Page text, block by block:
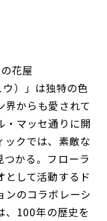
花屋
）」は独特の色
界からも愛されて
・マッセ通りに開
ックでは、素敵な
つかる。フローラ
として活動するド
ンのコラボレーシ
、100年の歴史を